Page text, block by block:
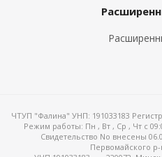
ЧТУП "Фалина" УНП: 191033183
Режим работы: Пн , Вт , Ср , Чт c
Свидетельство No внесены
Первомайского